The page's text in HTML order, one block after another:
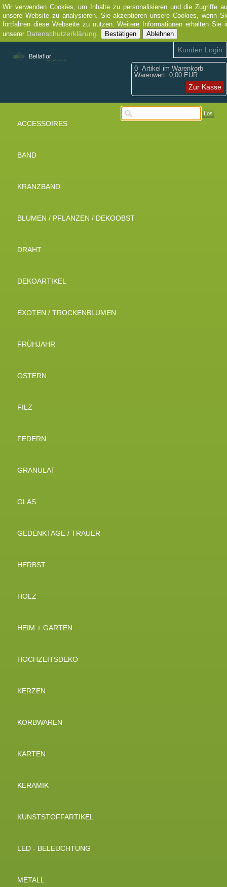
Wir verwenden Cookies, um Inhalte zu personalisieren und die Zugriffe
unsere Website zu analysieren. Sie akzeptieren unsere Cookies, wenn
fortfahren diese Webseite zu nutzen. Weitere Informationen erhalten Sie
unserer Datenschutzerklärung. Bestätigen Ablehnen
0 Artikel im Warenkorb
Warenwert: 0,00 EUR
Zur Kasse
Kunden Login
Los
ACCESSOIRES
BAND
KRANZBAND
BLUMEN / PFLANZEN / DEKOOBST
DRAHT
DEKOARTIKEL
EXOTEN / TROCKENBLUMEN
FRÜHJAHR
OSTERN
FILZ
FEDERN
GRANULAT
GLAS
GEDENKTAGE / TRAUER
HERBST
HOLZ
HEIM + GARTEN
HOCHZEITSDEKO
KERZEN
KORBWAREN
KARTEN
KERAMIK
KUNSTSTOFFARTIKEL
LED - BELEUCHTUNG
METALL